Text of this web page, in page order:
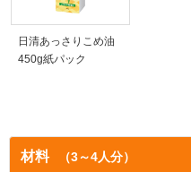
日清あっさりこめ油
450g紙パック
材料 （3～4人分）